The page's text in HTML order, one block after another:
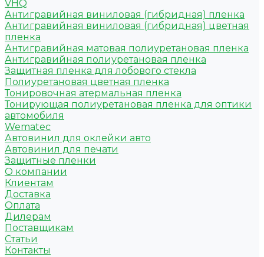
VHQ
Антигравийная виниловая (гибридная) пленка
Антигравийная виниловая (гибридная) цветная
пленка
Антигравийная матовая полиуретановая пленка
Антигравийная полиуретановая пленка
Защитная пленка для лобового стекла
Полиуретановая цветная пленка
Тонировочная атермальная пленка
Тонирующая полиуретановая пленка для оптики
автомобиля
Wematec
Автовинил для оклейки авто
Автовинил для печати
Защитные пленки
О компании
Клиентам
Доставка
Оплата
Дилерам
Поставщикам
Статьи
Контакты